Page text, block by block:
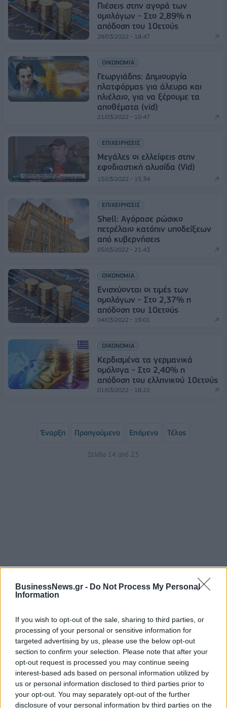
BusinessNews.gr - Do Not Process My Personal
Information
If you wish to opt-out of the sale, sharing to third parties, or
processing of your personal or sensitive information for
targeted advertising by us, please use the below opt-out
section to confirm your selection. Please note that after your
opt-out request is processed you may continue seeing
interest-based ads based on personal information utilized by
us or personal information disclosed to third parties prior to
your opt-out. You may separately opt-out of the further
disclosure of your personal information by third parties on the
Πιέσεις στην αγορά των
ομολόγων - Στο 2,89% η
απόδοση του 10ετούς
28/03/2022 - 18:47
ΟΙΚΟΝΟΜΙΑ
Γεωργιάδης: Δημιουργία
πλατφόρμας για άλευρα και
ηλιέλαιο, για να ξέρουμε τα
αποθέματα (vid)
21/03/2022 - 10:47
ΕΠΙΧΕΙΡΗΣΕΙΣ
Μεγάλες οι ελλείψεις στην
εφοδιαστική αλυσίδα (Vid)
15/03/2022 - 15:34
ΕΠΙΧΕΙΡΗΣΕΙΣ
Shell: Αγόρασε ρώσικο
πετρέλαιο κατόπιν υποδείξεων
από κυβερνήσεις
05/03/2022 - 21:43
ΟΙΚΟΝΟΜΙΑ
Ενισχύονται οι τιμές των
ομολόγων - Στο 2,37% η
απόδοση του 10ετούς
04/03/2022 - 19:01
ΟΙΚΟΝΟΜΙΑ
Kερδισμένα τα γερμανικά
ομόλογα - Στο 2,40% η
απόδοση του ελληνικού 10ετούς
01/03/2022 - 18:22
Έναρξη Προηγούμενο Επόμενο Τέλος
Σελίδα 14 από 23
για την ενίσχυση της βιοασφάλειας
07/08/2026 - 17:02 ΟΙΚΟΝΟΜΙΑ
Deloitte Ελλάδος: Χρηματοοικονομικός σύμβουλος
της ΔΕΗ για την είσοδο στην πολωνική αγορά
ενέργειας
07/08/2026 - 16:38 ΕΠΙΧΕΙΡΗΣΕΙΣ